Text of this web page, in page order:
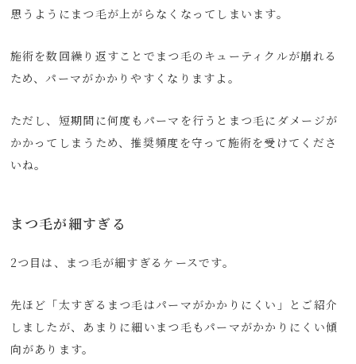
思うようにまつ毛が上がらなくなってしまいます。
施術を数回繰り返すことでまつ毛のキューティクルが崩れる
ため、パーマがかかりやすくなりますよ。
ただし、短期間に何度もパーマを行うとまつ毛にダメージが
かかってしまうため、推奨頻度を守って施術を受けてくださ
いね。
まつ毛が細すぎる
2つ目は、まつ毛が細すぎるケースです。
先ほど「太すぎるまつ毛はパーマがかかりにくい」とご紹介
しましたが、あまりに細いまつ毛もパーマがかかりにくい傾
向があります。